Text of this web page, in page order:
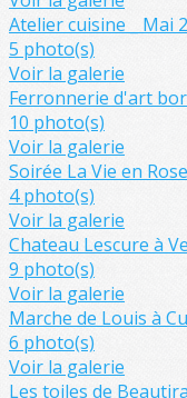
Atelier cuisine _ Mai
5 photo(s)
Voir la galerie
Ferronnerie d'art
10 photo(s)
Voir la galerie
Soirée La Vie en
4 photo(s)
Voir la galerie
Chateau Lescure à
9 photo(s)
Voir la galerie
Marche de Louis à
6 photo(s)
Voir la galerie
Les toiles de